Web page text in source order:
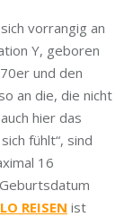
vorrangig an
Y, geboren
und den
an die, die nicht
hier das
fühlt“, sind
16
REISEN ist